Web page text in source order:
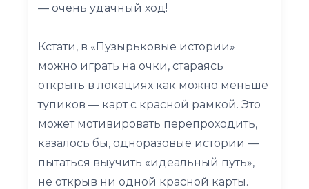
— очень удачный ход!
Кстати, в «Пузырьковые истории»
можно играть на очки, стараясь
открыть в локациях как можно меньше
тупиков — карт с красной рамкой. Это
может мотивировать перепроходить,
казалось бы, одноразовые истории —
пытаться выучить «идеальный путь»,
не открыв ни одной красной карты.